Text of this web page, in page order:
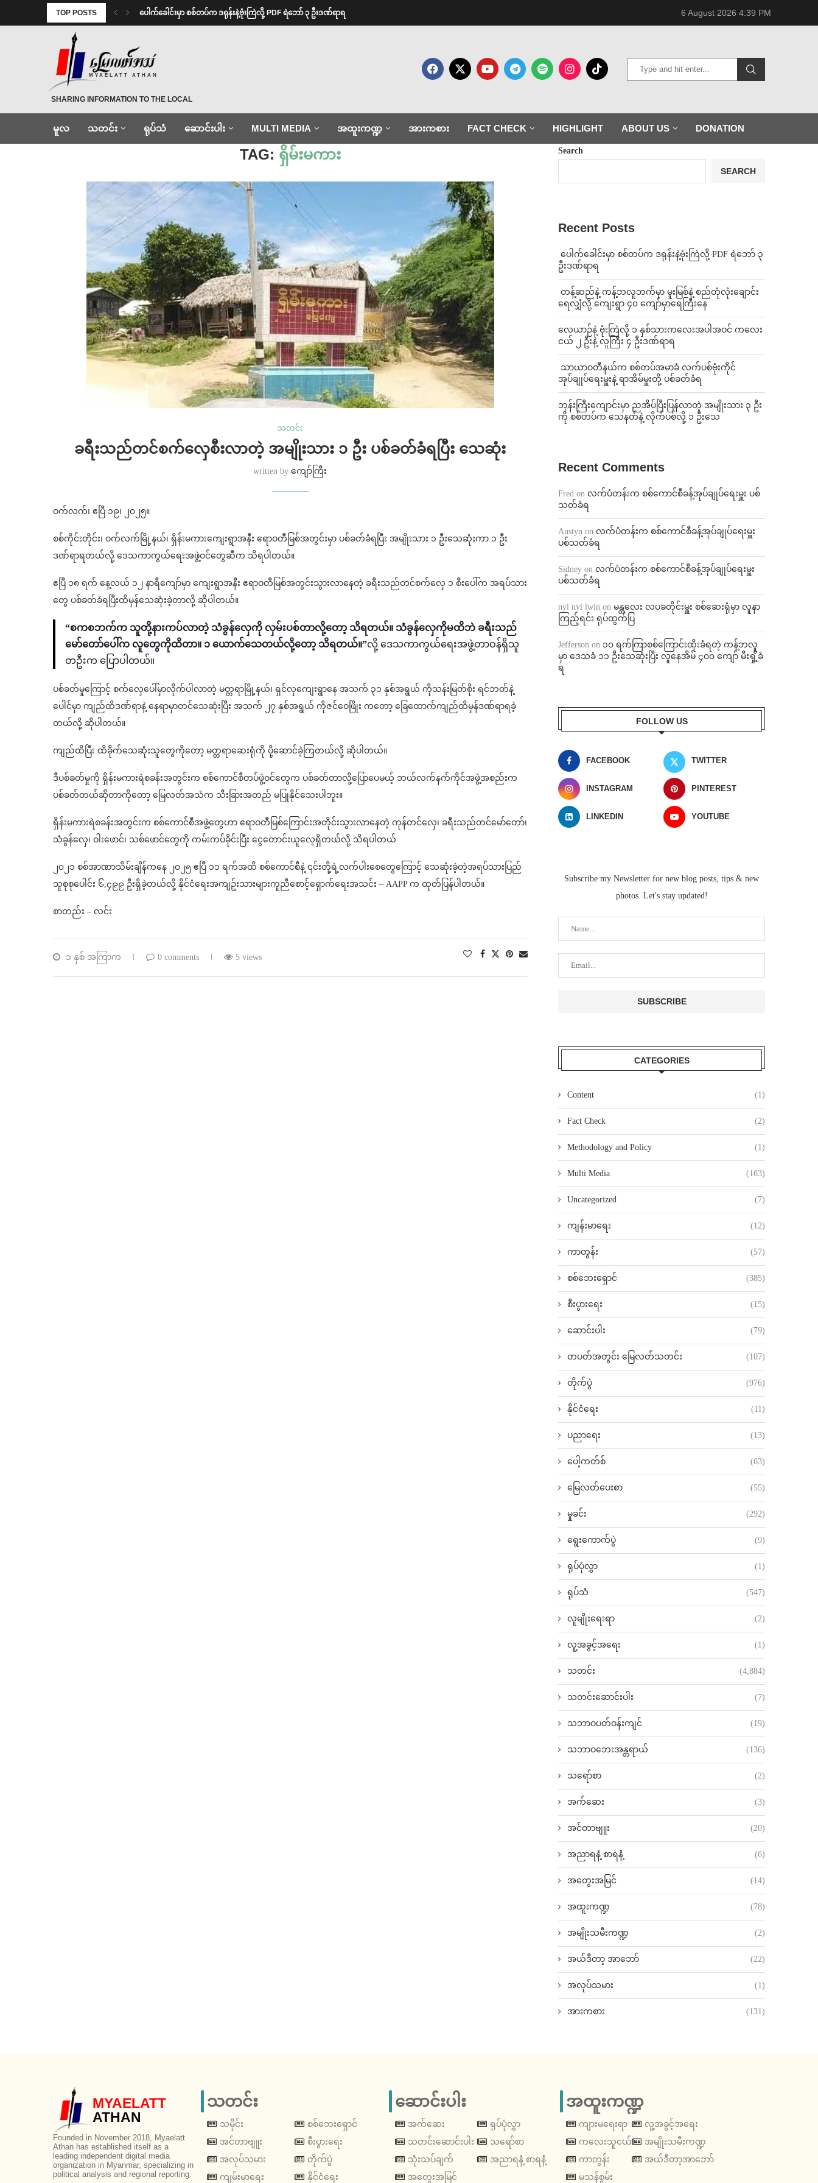
TOP POSTS ⁩ ⁨ပေါက်ခေါင်းမှာ စစ်တပ်က ဒရုန်းနဲ့ဗုံးကြဲလို့ PDF ရဲဘော် ၃ ဦးဒဏ်ရာရ 6 August 2026 4:39 PM
MYAELATT ATHAN
SHARING INFORMATION TO THE LOCAL
မူလ သတင်း ရုပ်သံ ဆောင်းပါး MULTI MEDIA အထူးကဏ္ဍ အားကစား FACT CHECK HIGHLIGHT ABOUT US DONATION
Home ရှိမ်းမကား
TAG: ရှိမ်းမကား
သတင်း
ခရီးသည်တင်စက်‌လှေစီးလာတဲ့ အမျိုးသား ၁ ဦး ပစ်ခတ်ခံရပြီး သေဆုံး
written byကျော်ကြီး
ဝက်လက်၊ ဧပြီ ၁၉၊ ၂၀၂၅။
စစ်ကိုင်းတိုင်း၊ ဝက်လက်မြို့နယ်၊ ရှိန်းမကားကျေးရွာအနီး ဧရာဝတီမြစ်အတွင်းမှာ ပစ်ခတ်ခံရပြီး အမျိုးသား ၁ ဦးသေဆုံးကာ ၁ ဦး
ဒဏ်ရာရတယ်လို့ ဒေသကာကွယ်ရေးအဖွဲ့ဝင်တွေဆီက သိရပါတယ်။
ဧပြီ ၁၈ ရက် နေ့လယ် ၁၂ နာရီကျော်မှာ ကျေးရွာအနီး ဧရာဝတီမြစ်အတွင်းသွားလာနေတဲ့ ခရီးသည်တင်စက်လှေ ၁ စီးပေါ်က အရပ်သား
တွေ ပစ်ခတ်ခံရပြီးထိမှန်သေဆုံးခဲ့တာလို့ ဆိုပါတယ်။
“စကစဘက်က သူတို့နားကပ်လာတဲ့ သံခွန်လှေကို လှမ်းပစ်တာလို့တော့ သိရတယ်။ သံခွန်လှေကိုမထိဘဲ ခရီးသည်
မော်တော်ပေါ်က လူတွေကိုထိတာ။ ၁ ယောက်သေတယ်လို့တော့ သိရတယ်။”လို့ ဒေသကာကွယ်ရေးအဖွဲ့တာဝန်ရှိသူ
တဦးက ပြောပါတယ်။
ပစ်ခတ်မှုကြောင့် စက်လှေပေါ်မှာလိုက်ပါလာတဲ့ မတ္တရာမြို့နယ်၊ ရှင်လှကျေးရွာနေ အသက် ၃၁ နှစ်အရွယ် ကိုသန်းမြတ်စိုး ရင်ဘတ်နဲ့
ပေါင်မှာ ကျည်ထိဒဏ်ရာနဲ့ နေရာမှာတင်သေဆုံးပြီး အသက် ၂၇ နှစ်အရွယ် ကိုဇင်ဝေဖြိုး ကတော့ ခြေထောက်ကျည်ထိမှန်ဒဏ်ရာရခဲ့
တယ်လို့ ဆိုပါတယ်။
ကျည်ထိပြီး ထိခိုက်သေဆုံးသူတွေကိုတော့ မတ္တရာဆေးရုံကို ပို့ဆောင်ခဲ့ကြတယ်လို့ ဆိုပါတယ်။
ဒီပစ်ခတ်မှုကို ရှိန်းမကားရဲစခန်းအတွင်းက စစ်ကောင်စီတပ်ဖွဲ့ဝင်တွေက ပစ်ခတ်တာလို့ပြောပေမယ့် ဘယ်လက်နက်ကိုင်အဖွဲ့အစည်းက
ပစ်ခတ်တယ်ဆိုတာကိုတော့ မြေလတ်အသံက သီးခြားအတည် မပြုနိုင်သေးပါဘူး။
ရှိန်းမကားရဲစခန်းအတွင်းက စစ်ကောင်စီအဖွဲ့တွေဟာ ဧရာဝတီမြစ်ကြောင်းအတိုင်းသွားလာနေတဲ့ ကုန်တင်လှေ၊ ခရီးသည်တင်မော်တော်၊
သံခွန်လှေ၊ ဝါးဖောင်၊ သစ်ဖောင်တွေကို ကမ်းကပ်ခိုင်းပြီး ငွေတောင်းယူလေ့ရှိတယ်လို့ သိရပါတယ်
၂၀၂၁ စစ်အာဏာသိမ်းချိန်ကနေ ၂၀၂၅ ဧပြီ ၁၁ ရက်အထိ စစ်ကောင်စီနဲ့ ၎င်းတို့ရဲ့လက်ပါးစေတွေကြောင့် သေဆုံးခဲ့တဲ့အရပ်သားပြည်
သူစုစုပေါင်း ၆,၄၉၉ ဦးရှိခဲ့တယ်လို့ နိုင်ငံရေးအကျဥ်းသားများကူညီစောင့်ရှောက်ရေးအသင်း – AAPP က ထုတ်ပြန်ပါတယ်။
စာတည်း – လင်း
၁ နှစ် အကြာက 0 comments 5 views
Search
SEARCH
Recent Posts
⁩ ⁨ပေါက်ခေါင်းမှာ စစ်တပ်က ဒရုန်းနဲ့ဗုံးကြဲလို့ PDF ရဲဘော် ၃
ဦးဒဏ်ရာရ
⁩ ⁨တန့်ဆည်နဲ့ ကန့်ဘလူဘက်မှာ မူးမြစ်နဲ့ စည်တုံလုံးချောင်း
ရေလျှံလို့ ကျေးရွာ ၄၀ ကျော်မှာရေကြီးနေ
⁨လေယာဉ်နဲ့ ဗုံးကြဲလို့ ၁ နှစ်သားကလေးအပါအဝင် ကလေး
ငယ် ၂ ဦးနဲ့ လူကြီး ၄ ဦးဒဏ်ရာရ
⁩ ⁨သာယာဝတီနယ်က စစ်တပ်အမာခံ လက်ပစ်ဗုံးကိုင်
အုပ်ချုပ်ရေးမှူးနဲ့ ရာအိမ်မှူးတို့ ပစ်ခတ်ခံရ
ဘုန်းကြီးကျောင်းမှာ ညအိပ်ပြီးပြန်လာတဲ့ အမျိုးသား ၃ ဦး
ကို စစ်တပ်က သေနတ်နဲ့ လိုက်ပစ်လို့ ၁ ဦးသေ
Recent Comments
Fred on လက်ပံတန်းက စစ်ကောင်စီခန့်အုပ်ချုပ်ရေးမှူး ပစ်
သတ်ခံရ
Austyn on လက်ပံတန်းက စစ်ကောင်စီခန့်အုပ်ချုပ်ရေးမှူး
ပစ်သတ်ခံရ
Sidney on လက်ပံတန်းက စစ်ကောင်စီခန့်အုပ်ချုပ်ရေးမှူး
ပစ်သတ်ခံရ
nyi nyi lwin on မန္တလေး လပခတိုင်းမှူး စစ်ဆေးရုံမှာ လူနာ
ကြည့်ရင်း ရုပ်ထွက်ပြ
Jefferson on ၁၀ ရက်ကြာစစ်ကြောင်းထိုးခံရတဲ့ ကန့်ဘလူ
မှာ ဒေသခံ ၁၁ ဦးသေဆုံးပြီး လူနေအိမ် ၄၀၀ ကျော် မီးရှို့ခံ
ရ
FOLLOW US
FACEBOOK TWITTER
INSTAGRAM PINTEREST
LINKEDIN YOUTUBE
Subscribe my Newsletter for new blog posts, tips & new
photos. Let's stay updated!
CATEGORIES
Content (1)
Fact Check (2)
Methodology and Policy (1)
Multi Media (163)
Uncategorized (7)
ကျန်းမာရေး (12)
ကာတွန်း (57)
စစ်ဘေးရှောင် (385)
စီးပွားရေး (15)
ဆောင်းပါး (79)
တပတ်အတွင်း မြေလတ်သတင်း (107)
တိုက်ပွဲ (976)
နိုင်ငံရေး (11)
ပညာရေး (13)
ပေါ့ကတ်စ် (63)
မြေလတ်ပေးစာ (55)
မှုခင်း (292)
ရွေးကောက်ပွဲ (9)
ရုပ်ပုံလွှာ (1)
ရုပ်သံ (547)
လူမျိုးရေးရာ (2)
လူ့အခွင့်အရေး (1)
သတင်း (4,884)
သတင်းဆောင်းပါး (7)
သဘာဝပတ်ဝန်းကျင် (19)
သဘာဝဘေးအန္တရာယ် (136)
သရော်စာ (2)
အက်ဆေး (3)
အင်တာဗျူး (20)
အညာရနံ့ စာရနံ့ (6)
အတွေးအမြင် (14)
အထူးကဏ္ဍ (78)
အမျိုးသမီးကဏ္ဍ (2)
အယ်ဒီတာ့ အာဘော် (22)
အလုပ်သမား (1)
အားကစား (131)
MYAELATT
ATHAN
Founded in November 2018, Myaelatt
Athan has established itself as a
leading independent digital media
organization in Myanmar, specializing in
political analysis and regional reporting.
သတင်း
သမိုင်း
အင်တာဗျူး
အလုပ်သမား
ကျမ်းမာရေး
စစ်ဘေးရှောင်
စီးပွားရေး
တိုက်ပွဲ
နိုင်ငံရေး
ဆောင်းပါး
အက်ဆေး
သတင်းဆောင်းပါး
သုံးသပ်ချက်
အတွေးအမြင်
ရုပ်ပုံလွှာ
သရော်စာ
အညာရနံ့ စာရနံ့
အထူးကဏ္ဍ
ကျားမရေးရာ
ကလေးသူငယ်
ကာတွန်း
မသန်စွမ်း
လူ့အခွင့်အရေး
အမျိုးသမီးကဏ္ဍ
အယ်ဒီတာ့အာဘော်